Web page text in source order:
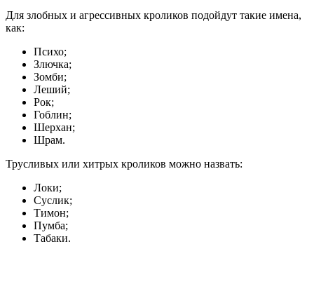
Для злобных и агрессивных кроликов подойдут такие имена,
как:
Психо;
Злючка;
Зомби;
Леший;
Рок;
Гоблин;
Шерхан;
Шрам.
Трусливых или хитрых кроликов можно назвать:
Локи;
Суслик;
Тимон;
Пумба;
Табаки.